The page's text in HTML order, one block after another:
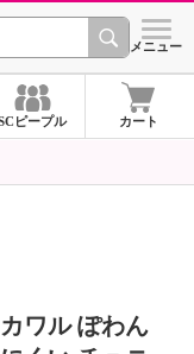
シ
メニュー
ピープル カート
ワル ぽわん